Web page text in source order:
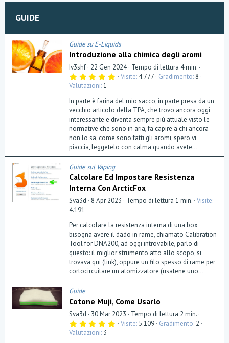
GUIDE
Guide su E-Liquids
Introduzione alla chimica degli aromi
Iv3shf 22 Gen 2024 Tempo di lettura 4 min.
5
0
s
t
e
l
l
a
(
e
)
Visite 4.777 Gradimento 8
Valutazioni 1
In parte è farina del mio sacco, in parte presa da un
vecchio articolo della TPA, che trovo ancora oggi
interessante e diventa sempre più attuale visto le
normative che sono in aria, fa capire a chi ancora
non lo sa, come sono fatti gli aromi, spero vi
piaccia, leggetelo con calma quando avete...
Guide sul Vaping
Calcolare Ed Impostare Resistenza
Interna Con ArcticFox
Sva3d 8 Apr 2023 Tempo di lettura 1 min. Visite
4.191
Per calcolare la resistenza interna di una box
bisogna avere il dado in rame, chiamato Calibration
Tool for DNA200, ad oggi introvabile, parlo di
questo: il miglior strumento atto allo scopo, si
trovava qui (link), oppure un filo spesso di rame per
cortocircuitare un atomizzatore (usatene uno...
Guide
Cotone Muji, Come Usarlo
Sva3d 30 Mar 2023
Tempo di lettura 2 min.
5 Visite 5.109 Gradimento 2
Valutazioni 3